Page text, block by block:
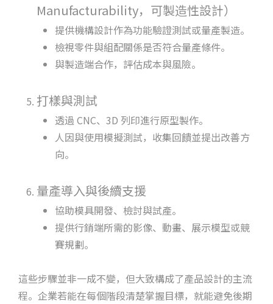
Manufacturability，可製造性設計）
提供機構設計作為功能驗證測試或量產製造。
檢視零件與組配關係是否符合量產條件。
與製造端合作，評估成本與風險。
打樣與測試
透過 CNC、3D 列印進行原型製作。
人因與使用模擬測試，收集回饋並提出改善方
向。
量產導入與後續支援
協助模具開發、檢討與試產。
提供行銷端所需的影像、動畫、展示模型或競
賽規劃。
這些步驟並非一成不變，但大致構成了產品設計的主流
程。企業若能在每個階段清楚掌握目標，就能避免後期